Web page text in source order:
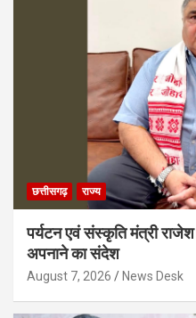
छत्तीसगढ़ राज्य
पर्यटन एवं संस्कृति मंत्री
अपनाने का संदेश
August 7, 2026 News Desk